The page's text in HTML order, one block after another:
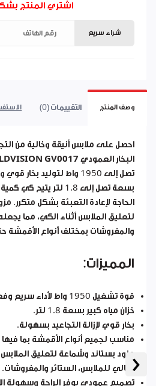
‹
اشتري المنتج
شراء سريع
وصف المنتج التقييمات (0)
احصل على ملابس أنيقة وخالية من
البخار العمودي GOLDVISION GV0017
تصل إلى 1950 واط لتوليد
بسعة تصل إلى 1.8 لتر
الحاجة لإعادة التعبئة بشكل متكرر.
لتعليق الملابس أثناء الكي، مما يجعله
والمفروشات بمختلف أنواع الأقمشة
المميزات:
قوة تشغيل 1950 واط لأداء سريع وفعال.
خزان مياه كبير بسعة 1.8 لتر.
بخار قوي لإزالة التجاعيد بسهولة.
مناسب لجميع أنواع الأقمشة بما
مزود بستاند وشماعة لتعليق الملابس
مثالي للملابس، الستائر والمفروشات.
تصميم عمودي يوفر الراحة وسهولة